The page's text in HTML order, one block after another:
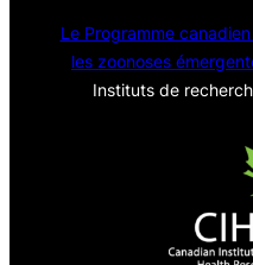
Le Programme
les zoonoses
Instituts de